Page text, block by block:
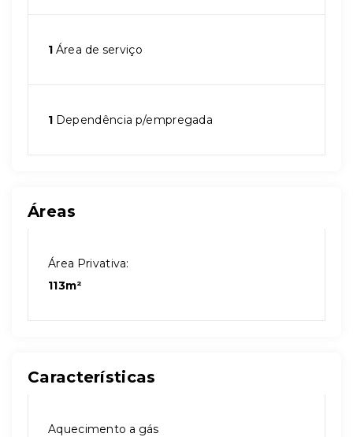
1 Área de serviço
1 Dependência p/empregada
Áreas
Área Privativa:
113m²
Características
Aquecimento a gás